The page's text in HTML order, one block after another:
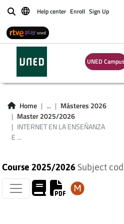
BuscarHelp center Enroll Sign Up
UNED Campus
Home ...
Másteres 2026
Master 2025/2026
INTERNET EN LA ENSEÑANZA
E ...
INTERNET
LENGUAS
Course 2025/2026 Subject